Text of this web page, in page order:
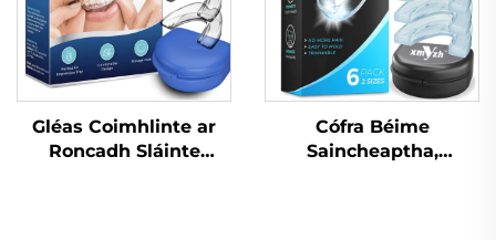
Gléas Coimhlinte ar
Roncadh Sláinte
Cófra Béime
Saincheaptha,